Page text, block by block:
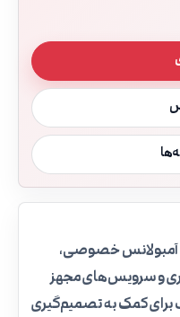
آمبولانس خصوصی،
و سرویس‌های مجهز
برای کمک به تصمیم‌گیری